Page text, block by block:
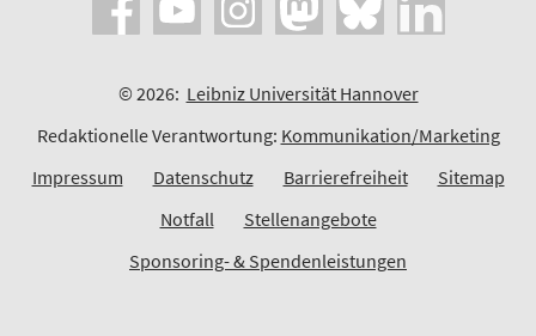
© 2026: Leibniz Universität Hannover
Redaktionelle Verantwortung: Kommunikation/Marketing
Impressum
Datenschutz Barrierefreiheit
Sitemap
Notfall
Stellenangebote
Sponsoring- & Spendenleistungen